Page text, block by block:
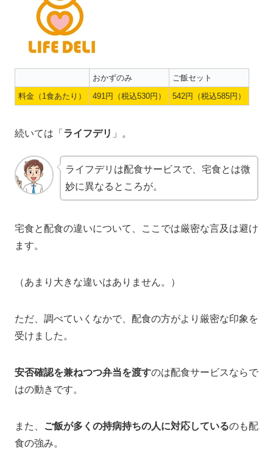
おかずのみ
ご飯セット
料金（1食あたり）
491円（税込530円） 542円（税込585円）
続いては「 ライフデリ 」。
ライフデリは配食サービスで、宅食とは微
妙に異なるところが。
宅食と配食の違いについて、ここでは厳密な言及は避け
ます。
（あまり大きな違いはありません。）
ただ、調べていくなかで、配食の方がより厳密な印象を
受けました。
安否確認を兼ねつつ弁当を渡すのは配食サービスならで
はの動きです。
また、 ご飯が多くの持病持ちの人に対応しているのも配
食の強み。